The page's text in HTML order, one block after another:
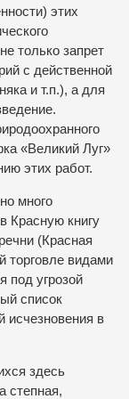
этих
только запрет
с действенной
и т.п.), а для
«Великий Луг»
этих работ.
много
Красную книгу
(Красная
торговле видами
под угрозой
список
исчезновения в
здесь
степная,